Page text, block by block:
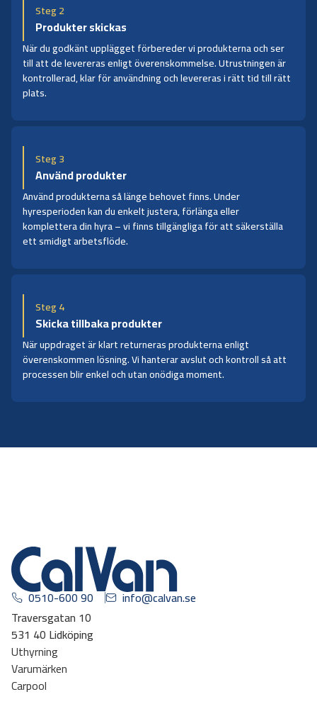
Steg 2
Produkter skickas
När du godkänt upplägget förbereder vi produkterna och ser
till att de levereras enligt överenskommelse. Utrustningen är
kontrollerad, klar för användning och levereras i rätt tid till rätt
plats.
Steg 3
Använd produkter
Använd produkterna så länge behovet finns. Under
hyresperioden kan du enkelt justera, förlänga eller
komplettera din hyra – vi finns tillgängliga för att säkerställa
ett smidigt arbetsflöde.
Steg 4
Skicka tillbaka produkter
När uppdraget är klart returneras produkterna enligt
överenskommen lösning. Vi hanterar avslut och kontroll så att
processen blir enkel och utan onödiga moment.
0510-600 90
info@calvan.se
Traversgatan 10
531 40 Lidköping
Uthyrning
Varumärken
Carpool